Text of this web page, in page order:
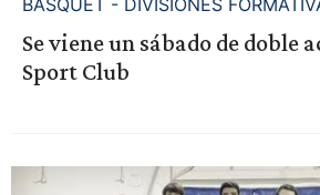
Se viene un sábado de doble
Sport Club